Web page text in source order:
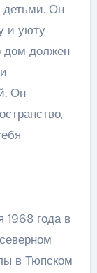
детьми. Он
и уюту
дом должен
Он
1968 года в
в Тюпском